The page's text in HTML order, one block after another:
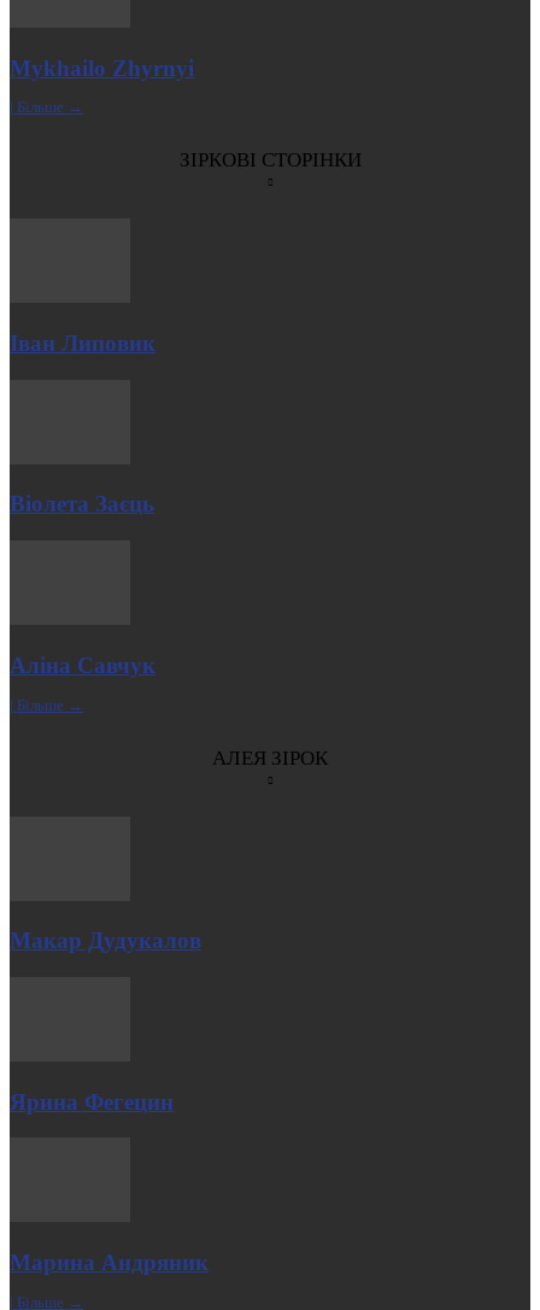
Mykhailo Zhyrnyi
| Більше →
ЗІРКОВІ СТОРІНКИ
Іван Липовик
Віолета Заєць
Аліна Савчук
| Більше →
АЛЕЯ ЗІРОК
Макар Дудукалов
Ярина Фегецин
Марина Андряник
| Більше →